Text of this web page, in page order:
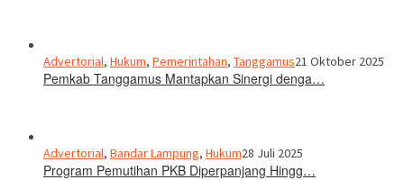
Advertorial, Hukum, Pemerintahan, Tanggamus21 Oktober 2025
Pemkab Tanggamus Mantapkan Sinergi denga…
Advertorial, Bandar Lampung, Hukum28 Juli 2025
Program Pemutihan PKB Diperpanjang Hingg…